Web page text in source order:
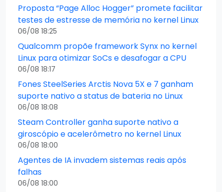
Proposta “Page Alloc Hogger” promete facilitar
testes de estresse de memória no kernel Linux
06/08 18:25
Qualcomm propõe framework Synx no kernel
Linux para otimizar SoCs e desafogar a CPU
06/08 18:17
Fones SteelSeries Arctis Nova 5X e 7 ganham
suporte nativo a status de bateria no Linux
06/08 18:08
Steam Controller ganha suporte nativo a
giroscópio e acelerômetro no kernel Linux
06/08 18:00
Agentes de IA invadem sistemas reais após
falhas
06/08 18:00